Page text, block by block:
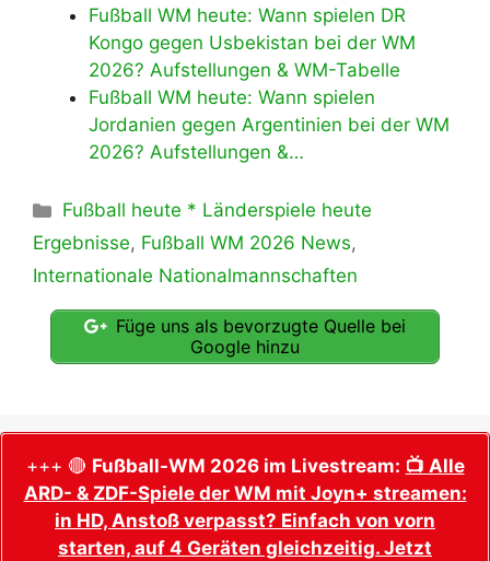
Fußball WM heute: Wann spielen DR
Kongo gegen Usbekistan bei der WM
2026? Aufstellungen & WM-Tabelle
Fußball WM heute: Wann spielen
Jordanien gegen Argentinien bei der WM
2026? Aufstellungen &…
Kategorien
Fußball heute * Länderspiele heute
Ergebnisse, Fußball WM 2026 News,
Internationale Nationalmannschaften
Füge uns als bevorzugte Quelle bei
Google hinzu
+++ 🔴 Fußball-WM 2026 im Livestream: 📺 Alle
ARD- & ZDF-Spiele der WM mit Joyn+ streamen:
in HD, Anstoß verpasst? Einfach von vorn
starten, auf 4 Geräten gleichzeitig. Jetzt